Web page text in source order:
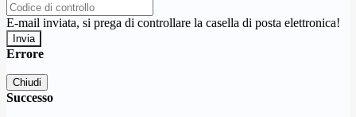
E-mail inviata, si prega di controllare la casella di posta elettronica!
Errore
Chiudi
Successo